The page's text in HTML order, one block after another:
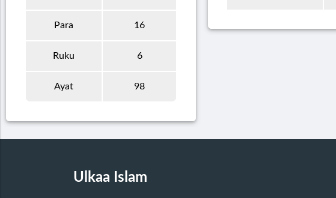
Para 16
Ruku 6
Ayat 98
Ulkaa Islam